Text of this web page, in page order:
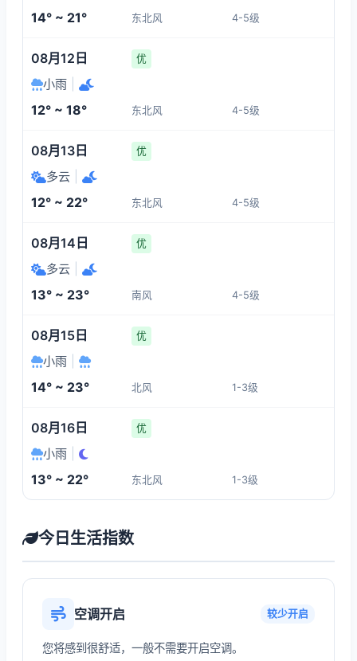
4-5 3-4
00:00
21°
01:00
4-5
14° ~ 21° 东北风 4-5级
08月12日 优
小雨
12° ~ 18° 东北风 4-5级
08月13日 优
多云
12° ~ 22° 东北风 4-5级
08月14日 优
多云
13° ~ 23° 南风 4-5级
08月15日 优
小雨
14° ~ 23° 北风 1-3级
08月16日 优
小雨
13° ~ 22° 东北风 1-3级
今日生活指数
空调开启 较少开启
您将感到很舒适，一般不需要开启空调。